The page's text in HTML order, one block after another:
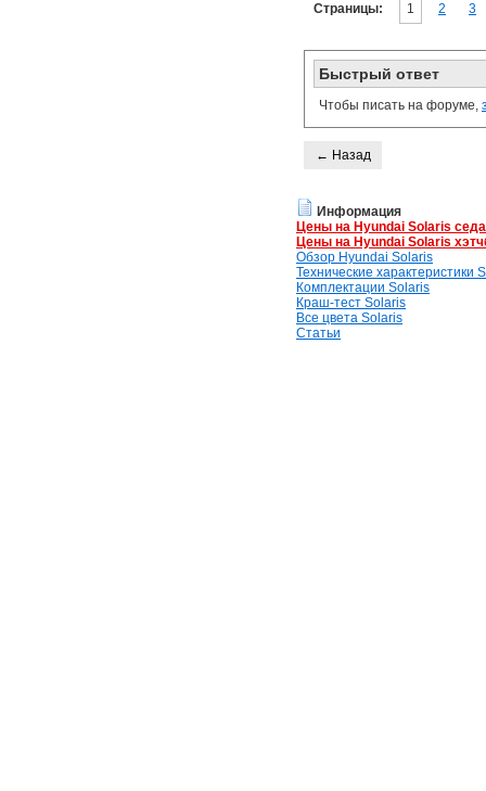
Страницы: 1 2 3
Быстрый ответ
Чтобы писать на форуме,
← Назад
Информация
Цены на Hyundai Solaris
Цены на Hyundai Solaris
Обзор Hyundai Solaris
Технические характеристики
Комплектации Solaris
Краш-тест Solaris
Все цвета Solaris
Статьи